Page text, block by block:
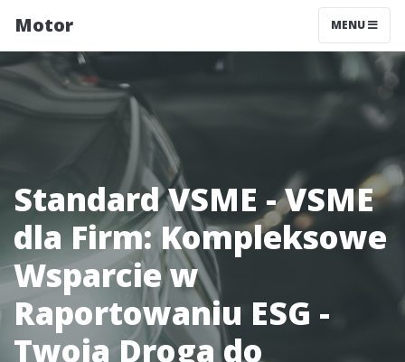
Motor MENU
Standard VSME - VSME
dla Firm: Kompleksowe
Wsparcie w
Raportowaniu ESG -
Twoja Droga do